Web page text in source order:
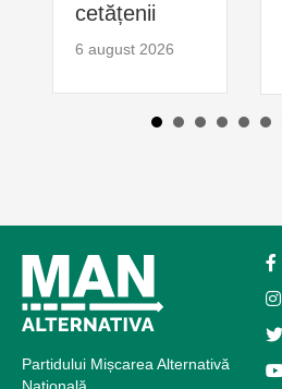
cetățenii
6 august 2026
Partidului Mișcarea Alternativă
Națională